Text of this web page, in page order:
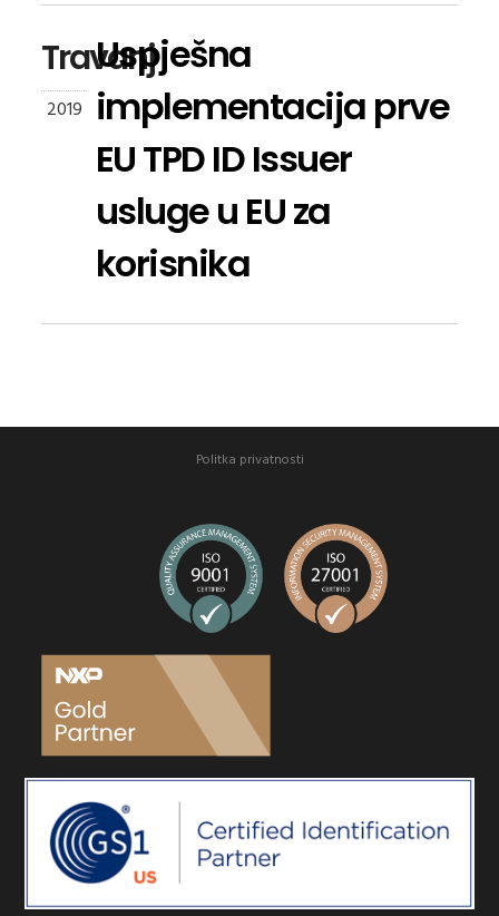
Travanj
2019
Uspješna
implementacija prve
EU TPD ID Issuer
usluge u EU za
korisnika
Politka privatnosti